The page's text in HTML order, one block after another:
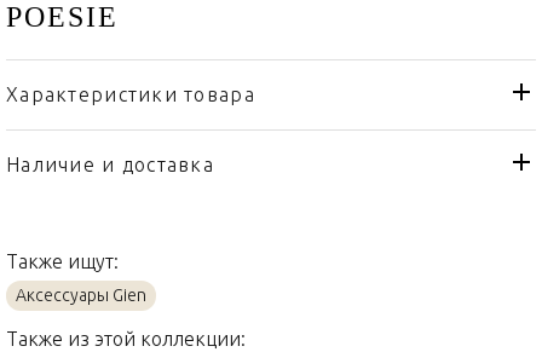
POESIE
Характеристики товара
Бренд
Gien
Страна производителя
Наличие и доставка
Также ищут:
Аксессуары Gien
Также из этой коллекции: